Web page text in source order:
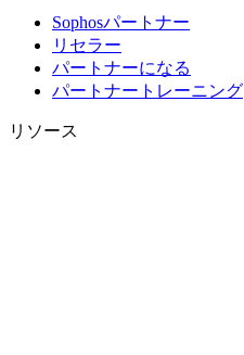
Sophosパートナー
リセラー
パートナーになる
パートナートレーニング
リソース